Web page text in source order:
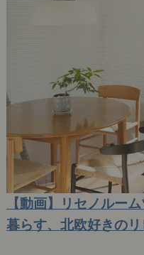
【動画】リセノルー
暮らす、北欧好きの